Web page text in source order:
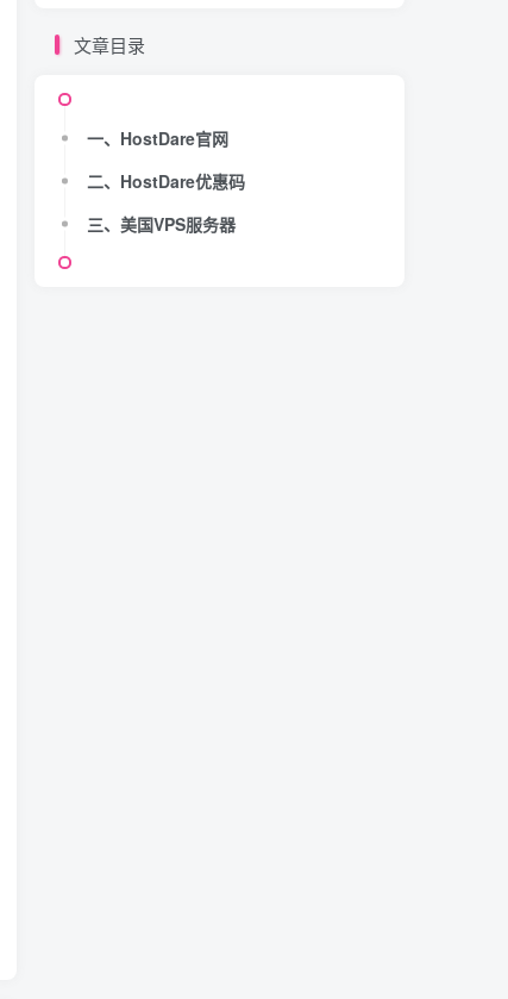
文章目录
一、HostDare官网
二、HostDare优惠码
三、美国VPS服务器